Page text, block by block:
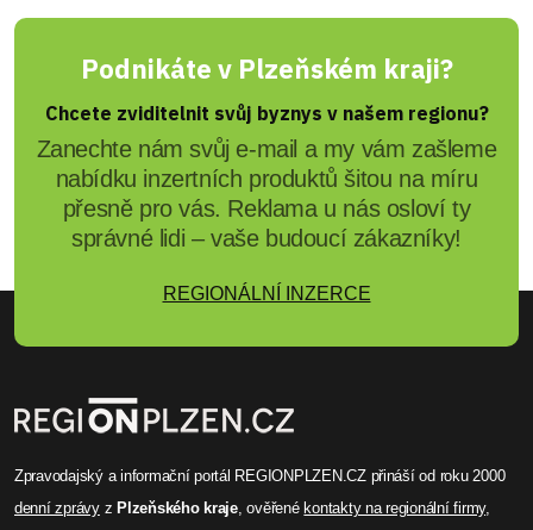
Podnikáte v Plzeňském kraji?
Chcete zviditelnit svůj byznys v našem regionu?
Zanechte nám svůj e-mail a my vám zašleme
nabídku inzertních produktů šitou na míru
přesně pro vás. Reklama u nás osloví ty
správné lidi – vaše budoucí zákazníky!
REGIONÁLNÍ INZERCE
Zpravodajský a informační portál REGIONPLZEN.CZ přináší od roku 2000
denní zprávyz Plzeňského kraje, ověřené kontakty na regionální firmy,